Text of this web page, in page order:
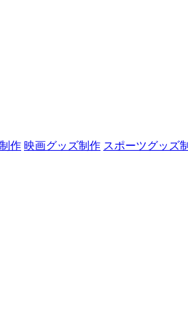
作 映画グッズ制作 スポーツグッズ